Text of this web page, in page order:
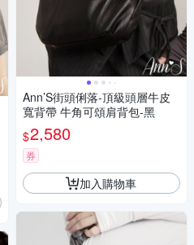
Ann’S街頭俐落-頂級頭層牛皮
寬背帶 牛角可頌肩背包-黑
$2,580
券
加入購物車